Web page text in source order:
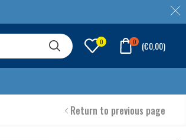
0 0 (€0,00)
Return to previous page